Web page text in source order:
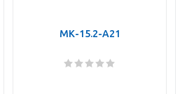
МК-15.2-А21